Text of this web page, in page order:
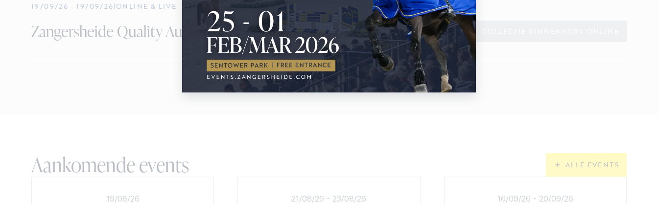
19/09/26 -19/09/26|ONLINE & LIVE
Zangersheide Quality Auction - Saturday Foals
Aankomende events ALLE EVENTS
19/08/26 21/08/26 - 23/08/26 16/09/26 - 20/09/26